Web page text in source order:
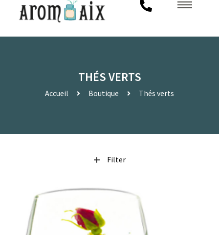
THÉS VERTS
Accueil Boutique Thés verts
Filter